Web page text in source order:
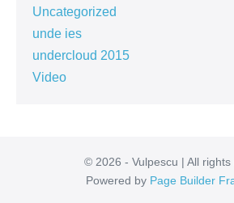
Uncategorized
unde ies
undercloud 2015
Video
© 2026 - Vulpescu | All rights
Powered by Page Builder